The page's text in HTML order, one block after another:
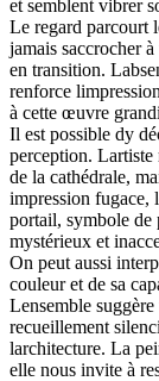
et semblent vibrer
Le regard parcourt
jamais saccrocher
en transition.
renforce
à cette œuvre
Il est possible dy
perception. Lartiste
de la cathédrale,
impression fugace,
portail, symbole de
mystérieux et
On peut aussi
couleur et de sa
Lensemble
recueillement
larchitecture. La
elle nous invite à